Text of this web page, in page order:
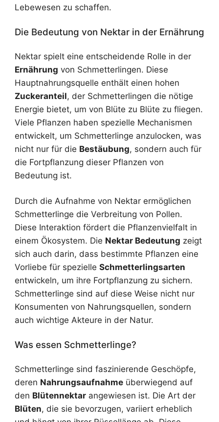
Lebewesen zu schaffen.
Die Bedeutung von Nektar in der Ernährung
Nektar spielt eine entscheidende Rolle in der
Ernährung von Schmetterlingen. Diese
Hauptnahrungsquelle enthält einen hohen
Zuckeranteil, der Schmetterlingen die nötige
Energie bietet, um von Blüte zu Blüte zu fliegen.
Viele Pflanzen haben spezielle Mechanismen
entwickelt, um Schmetterlinge anzulocken, was
nicht nur für die Bestäubung, sondern auch für
die Fortpflanzung dieser Pflanzen von
Bedeutung ist.
Durch die Aufnahme von Nektar ermöglichen
Schmetterlinge die Verbreitung von Pollen.
Diese Interaktion fördert die Pflanzenvielfalt in
einem Ökosystem. Die Nektar Bedeutung zeigt
sich auch darin, dass bestimmte Pflanzen eine
Vorliebe für spezielle Schmetterlingsarten
entwickeln, um ihre Fortpflanzung zu sichern.
Schmetterlinge sind auf diese Weise nicht nur
Konsumenten von Nahrungsquellen, sondern
auch wichtige Akteure in der Natur.
Was essen Schmetterlinge?
Schmetterlinge sind faszinierende Geschöpfe,
deren Nahrungsaufnahme überwiegend auf
den Blütennektar angewiesen ist. Die Art der
Blüten, die sie bevorzugen, variiert erheblich